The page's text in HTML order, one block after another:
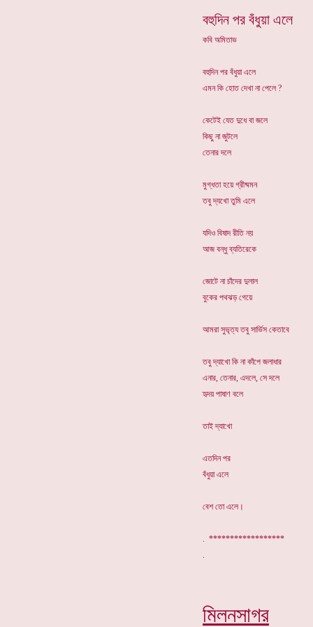
বহুদিন পর বঁধুয়া এলে
কবি অমিতাভ
বহুদিন পর বঁধুয়া এলে
এমন কি হোত দেখা না পেলে ?
কেটেই যেত দুধে বা জলে
কিছু না জুটলে
তেনার দলে
মুগ্ধতা হয়ে গ্রীষ্মমন
তবু দ্যখো তুমি এলে
যদিও বিষাদ রীতি নয়
আজ বন্ধু ব্যতিরেকে
জোটে না চাঁদের দুলাল
বুকের পথঝড় গেয়ে
আমরা সুভৃত্য তবু সার্ভিস কেতাবে
তবু দ্যাখো কি না কাঁপে জলাধার
এনার, তেনার, এদলে, সে দলে
হৃদয় পাষাণ বলে
তাই দ্যাখো
এতদিন পর
বঁধুয়া এলে
বেশ তো এলে।
. ******************
মিলনসাগর